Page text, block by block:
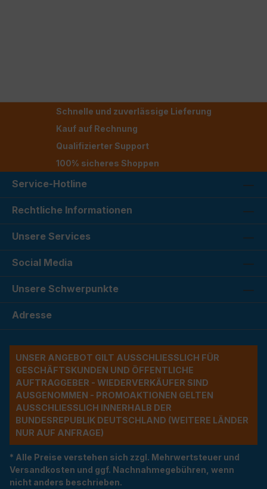
Schnelle und zuverlässige Lieferung
Kauf auf Rechnung
Qualifizierter Support
100% sicheres Shoppen
Service-Hotline
Rechtliche Informationen
Unsere Services
Social Media
Unsere Schwerpunkte
Adresse
UNSER ANGEBOT GILT AUSSCHLIESSLICH FÜR G
ESCHÄFTSKUNDEN UND ÖFFENTLICHE A
UFTRAGGEBER - WIEDERVERKÄUFER SIND A
USGENOMMEN - PROMOAKTIONEN GELTEN A
USSCHLIESSLICH INNERHALB DER BU
NDESREPUBLIK DEUTSCHLAND (WEITERE LÄNDER NU
R AUF ANFRAGE)
* Alle Preise verstehen sich zzgl. Mehrwertsteuer und
Versandkosten und ggf. Nachnahmegebühren, wenn
nicht anders beschrieben.